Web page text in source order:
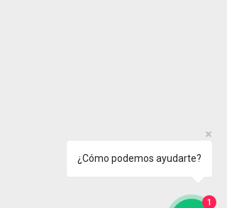
¿Cómo podemos ayudarte?
1